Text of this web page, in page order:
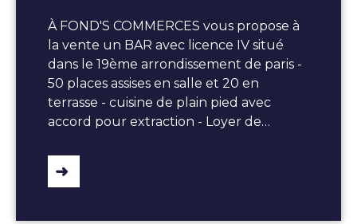
À FOND'S COMMERCES vous propose à
la vente un BAR avec licence IV situé
dans le 19ème arrondissement de paris -
50 places assises en salle et 20 en
terrasse - cuisine de plain pied avec
accord pour extraction - Loyer de…